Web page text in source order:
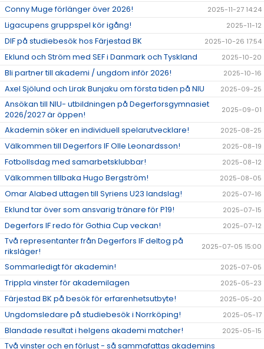
Conny Muge förlänger över 2026! 2025-11-27 14:24
Ligacupens gruppspel kör igång! 2025-11-12
DIF på studiebesök hos Färjestad BK 2025-10-26 17:54
Eklund och Ström med SEF i Danmark och Tyskland 2025-10-20
Bli partner till akademi / ungdom inför 2026! 2025-10-16
Axel Sjölund och Lirak Bunjaku om första tiden på NIU 2025-09-25
Ansökan till NIU- utbildningen på Degerforsgymnasiet
2026/2027 är öppen!
2025-09-01
Akademin söker en individuell spelarutvecklare! 2025-08-25
Välkommen till Degerfors IF Olle Leonardsson! 2025-08-19
Fotbollsdag med samarbetsklubbar! 2025-08-12
Välkommen tillbaka Hugo Bergström! 2025-08-05
Omar Alabed uttagen till Syriens U23 landslag! 2025-07-16
Eklund tar över som ansvarig tränare för P19! 2025-07-15
Degerfors IF redo för Gothia Cup veckan! 2025-07-12
Två representanter från Degerfors IF deltog på
riksläger!
2025-07-05 15:00
Sommarledigt för akademin! 2025-07-05
Trippla vinster för akademilagen 2025-05-23
Färjestad BK på besök för erfarenhetsutbyte! 2025-05-20
Ungdomsledare på studiebesök i Norrköping! 2025-05-17
Blandade resultat i helgens akademi matcher! 2025-05-15
Två vinster och en förlust - så sammafattas akademins